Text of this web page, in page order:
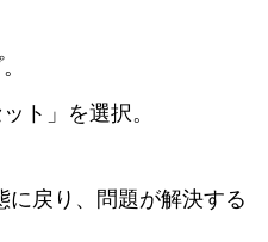
ト」を選択。
戻り、問題が解決する